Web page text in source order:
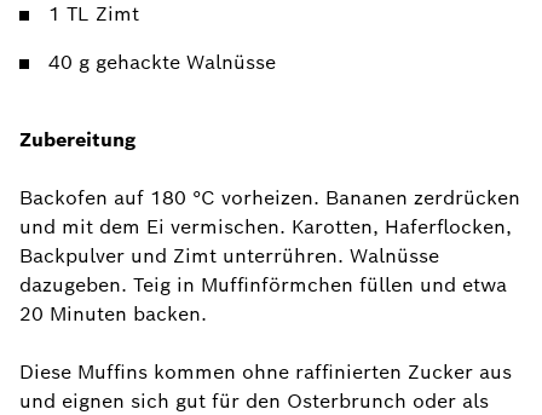
1 TL Zimt
40 g gehackte Walnüsse
Zubereitung
Backofen auf 180 °C vorheizen. Bananen zerdrücken
und mit dem Ei vermischen. Karotten, Haferflocken,
Backpulver und Zimt unterrühren. Walnüsse
dazugeben. Teig in Muffinförmchen füllen und etwa
20 Minuten backen.
Diese Muffins kommen ohne raffinierten Zucker aus
und eignen sich gut für den Osterbrunch oder als